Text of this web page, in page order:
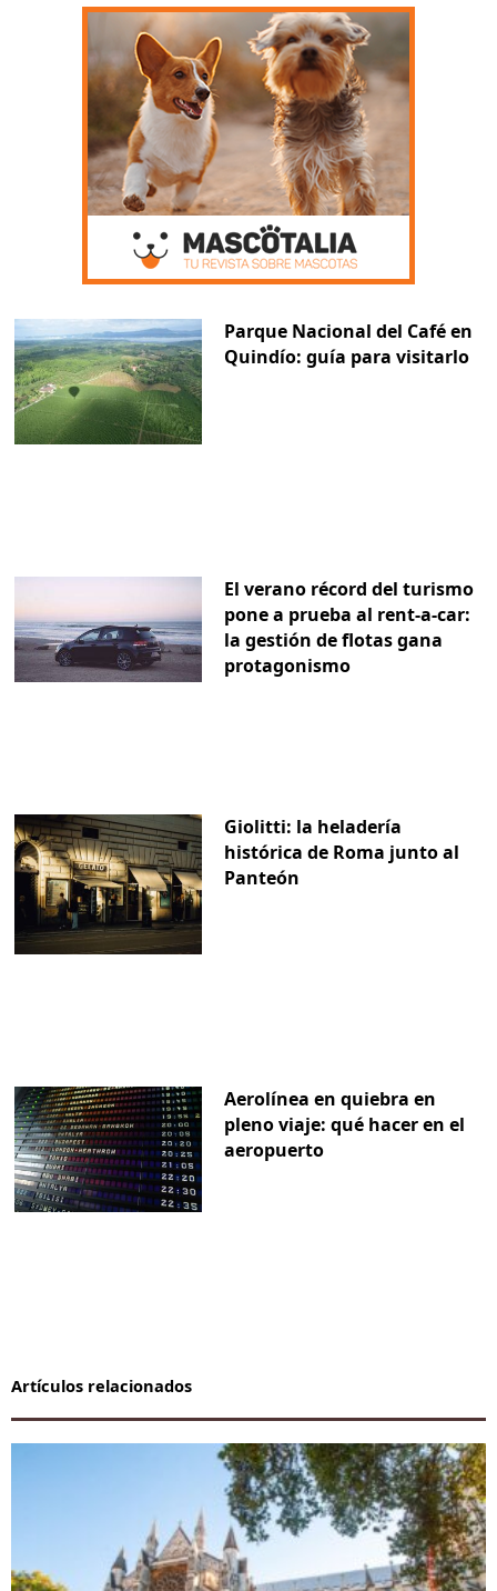
Parque Nacional del Café en
Quindío: guía para visitarlo
El verano récord del turismo
pone a prueba al rent-a-car:
la gestión de flotas gana
protagonismo
Giolitti: la heladería
histórica de Roma junto al
Panteón
Aerolínea en quiebra en
pleno viaje: qué hacer en el
aeropuerto
Artículos relacionados